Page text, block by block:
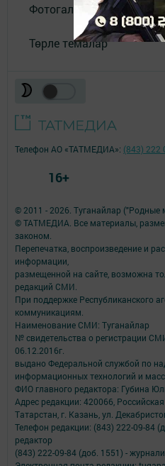
Фотогалереи
Төрле темалар
© 2011 - 2026. Туганайлар
© ТАТМЕДИА. Все материалы,
законом.
Перепечатка, воспроизведение и
информации,
размещенной на сайте, возможна
редакций СМИ.
При поддержке Республиканского
коммуникациям.
Наименование СМИ: Туганайлар
№ свидетельства о регистрации
06.12.2016г.
выдано Федеральной службой по
информационных технологий и
ФИО главного редактора: Губина
Адрес редакции: 420066,
Татарстан, г. Казань, ул.
Телефон редакции: (843) 222-09-84
редактор
(843) 222-09-84 (доб. 1551) -
Телефон АО «ТАТМЕДИА»: (843) 222
16+